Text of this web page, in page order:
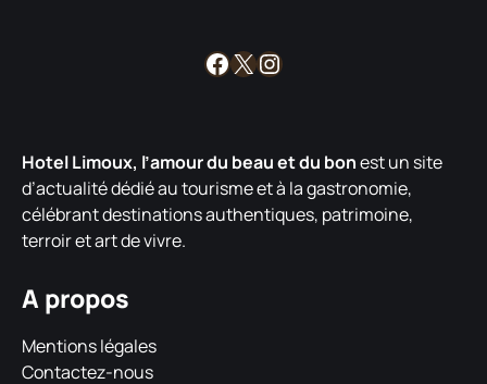
Facebook
X Instagram
Hotel Limoux, l’amour du beau et du bonest un site
d’actualité dédié au tourisme et à la gastronomie,
célébrant destinations authentiques, patrimoine,
terroir et art de vivre.
A propos
Mentions légales
Contactez-nous